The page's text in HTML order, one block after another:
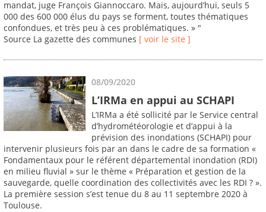
mandat, juge François Giannoccaro. Mais, aujourd’hui, seuls 5
000 des 600 000 élus du pays se forment, toutes thématiques
confondues, et très peu à ces problématiques. » "
Source La gazette des communes [ voir le site ]
08/09/2020
L’IRMa en appui au SCHAPI
L’IRMa a été sollicité par le Service central
d’hydrométéorologie et d’appui à la
prévision des inondations (SCHAPI) pour
intervenir plusieurs fois par an dans le cadre de sa formation «
Fondamentaux pour le référent départemental inondation (RDI)
en milieu fluvial » sur le thème « Préparation et gestion de la
sauvegarde, quelle coordination des collectivités avec les RDI ? ».
La première session s’est tenue du 8 au 11 septembre 2020 à
Toulouse.